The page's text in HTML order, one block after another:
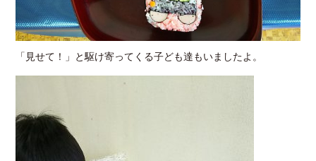
「見せて！」と駆け寄ってくる子ども達もいましたよ。